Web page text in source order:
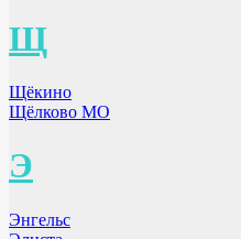
Щ
Щёкино
Щёлково МО
Э
Энгельс